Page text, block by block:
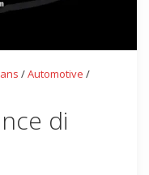
/Automotive /
di